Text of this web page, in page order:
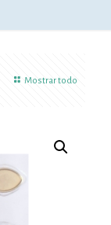
Mostrar todo